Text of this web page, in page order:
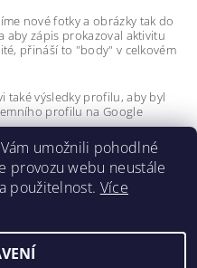
nové fotky a obrázky tak do
aby zápis prokazoval aktivitu
přináší to "body" v celkovém
také výsledky profilu, aby byl
profilu na Google
umožnili pohodlné
provozu webu neustále
použitelnost. Více